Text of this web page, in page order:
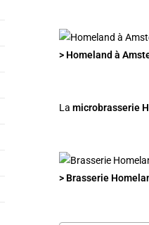
> Homeland à
Lamicrobrasserie
> Brasserie